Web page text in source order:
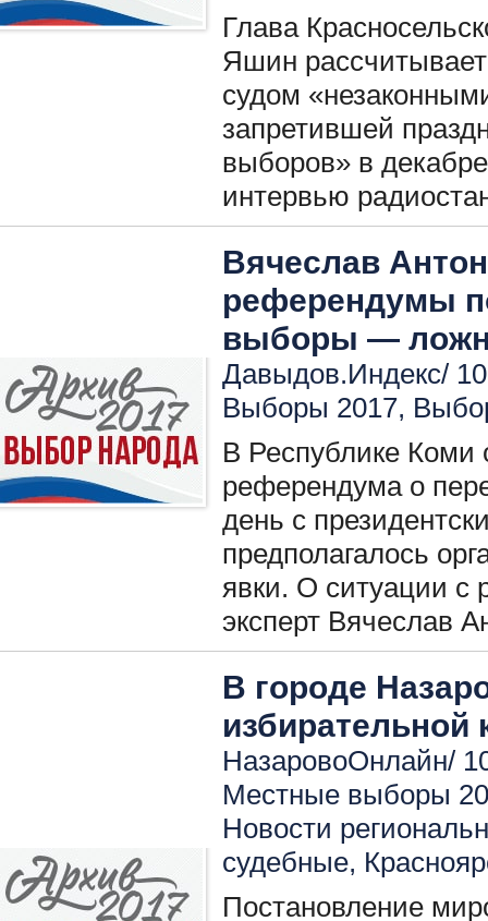
Глава
Яшин
судом
запретившей
выборов» в
интервью
Вячеслав
референдумы
выборы —
Давыдов.Индекс/
Выборы 2017,
В Республике Коми
референдума о
день с
предполагалось
явки. О ситуации с
эксперт Вячеслав
В городе
избирательной
НазаровоОнлайн/
Местные выборы
Новости
судебные,
Постановление